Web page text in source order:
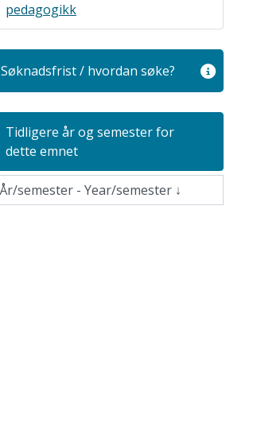
pedagogikk
Søknadsfrist / hvordan søke?
Tidligere år og semester for
dette emnet